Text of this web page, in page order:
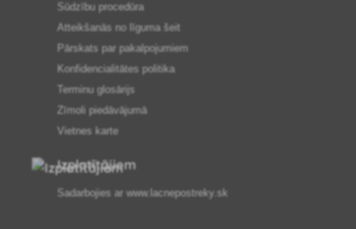
Sūdzību procedūra
Atteikšanās no līguma šeit
Pārskats par pakalpojumiem
Konfidencialitātes politika
Terminu glosārijs
Zīmoli piedāvājumā
Vietnes karte
Izplatītājiem
Sadarbojies ar www.lacnepostreky.sk